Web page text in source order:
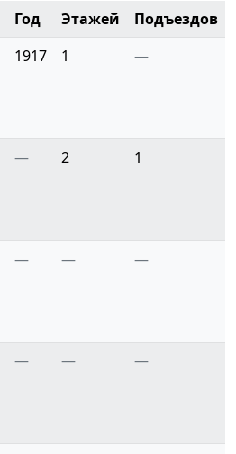
Год Этажей Подъездов
1917 1 —
— 2 1
— — —
— — —